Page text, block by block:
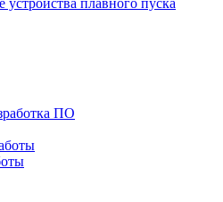
плавного пуска
ПО